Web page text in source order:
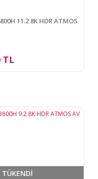
11.2 8K HDR ATMOS
TL
TÜKENDİ